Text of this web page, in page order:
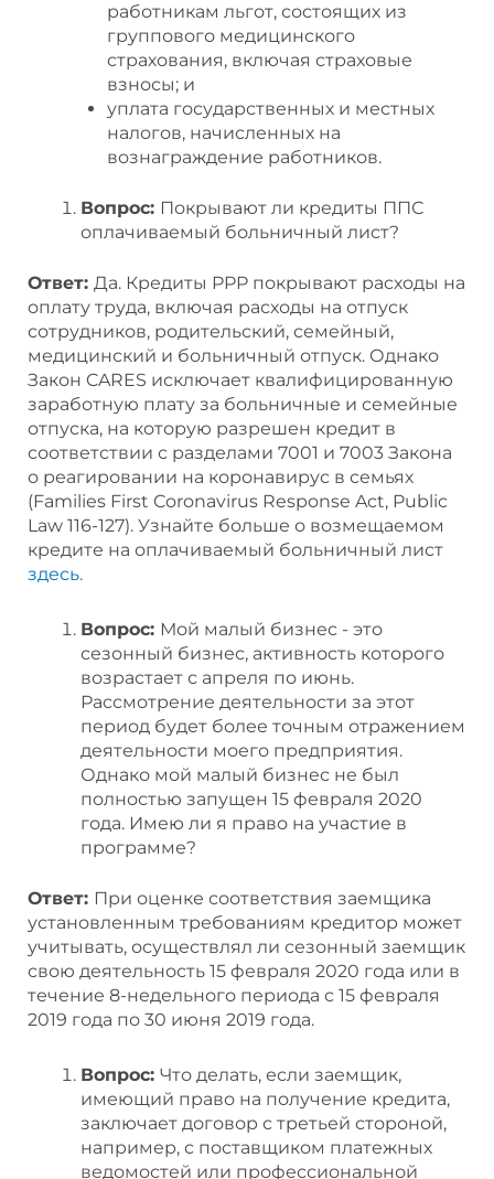
работникам льгот, состоящих из
группового медицинского
страхования, включая страховые
взносы; и
уплата государственных и местных
налогов, начисленных на
вознаграждение работников.
Вопрос: Покрывают ли кредиты ППС
оплачиваемый больничный лист?
Ответ: Да. Кредиты PPP покрывают расходы на
оплату труда, включая расходы на отпуск
сотрудников, родительский, семейный,
медицинский и больничный отпуск. Однако
Закон CARES исключает квалифицированную
заработную плату за больничные и семейные
отпуска, на которую разрешен кредит в
соответствии с разделами 7001 и 7003 Закона
о реагировании на коронавирус в семьях
(Families First Coronavirus Response Act, Public
Law 116-127). Узнайте больше о возмещаемом
кредите на оплачиваемый больничный лист
здесь.
Вопрос: Мой малый бизнес - это
сезонный бизнес, активность которого
возрастает с апреля по июнь.
Рассмотрение деятельности за этот
период будет более точным отражением
деятельности моего предприятия.
Однако мой малый бизнес не был
полностью запущен 15 февраля 2020
года. Имею ли я право на участие в
программе?
Ответ: При оценке соответствия заемщика
установленным требованиям кредитор может
учитывать, осуществлял ли сезонный заемщик
свою деятельность 15 февраля 2020 года или в
течение 8-недельного периода с 15 февраля
2019 года по 30 июня 2019 года.
Вопрос: Что делать, если заемщик,
имеющий право на получение кредита,
заключает договор с третьей стороной,
например, с поставщиком платежных
ведомостей или профессиональной